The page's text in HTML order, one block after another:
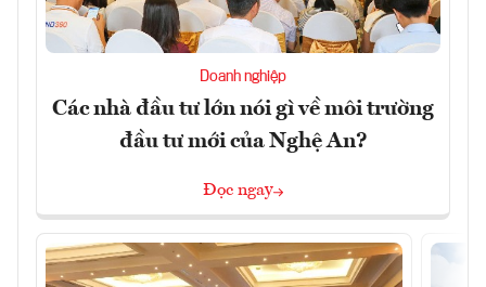
Doanh nghiệp
Các nhà đầu tư lớn nói gì về môi trường
đầu tư mới của Nghệ An?
Đọc ngay